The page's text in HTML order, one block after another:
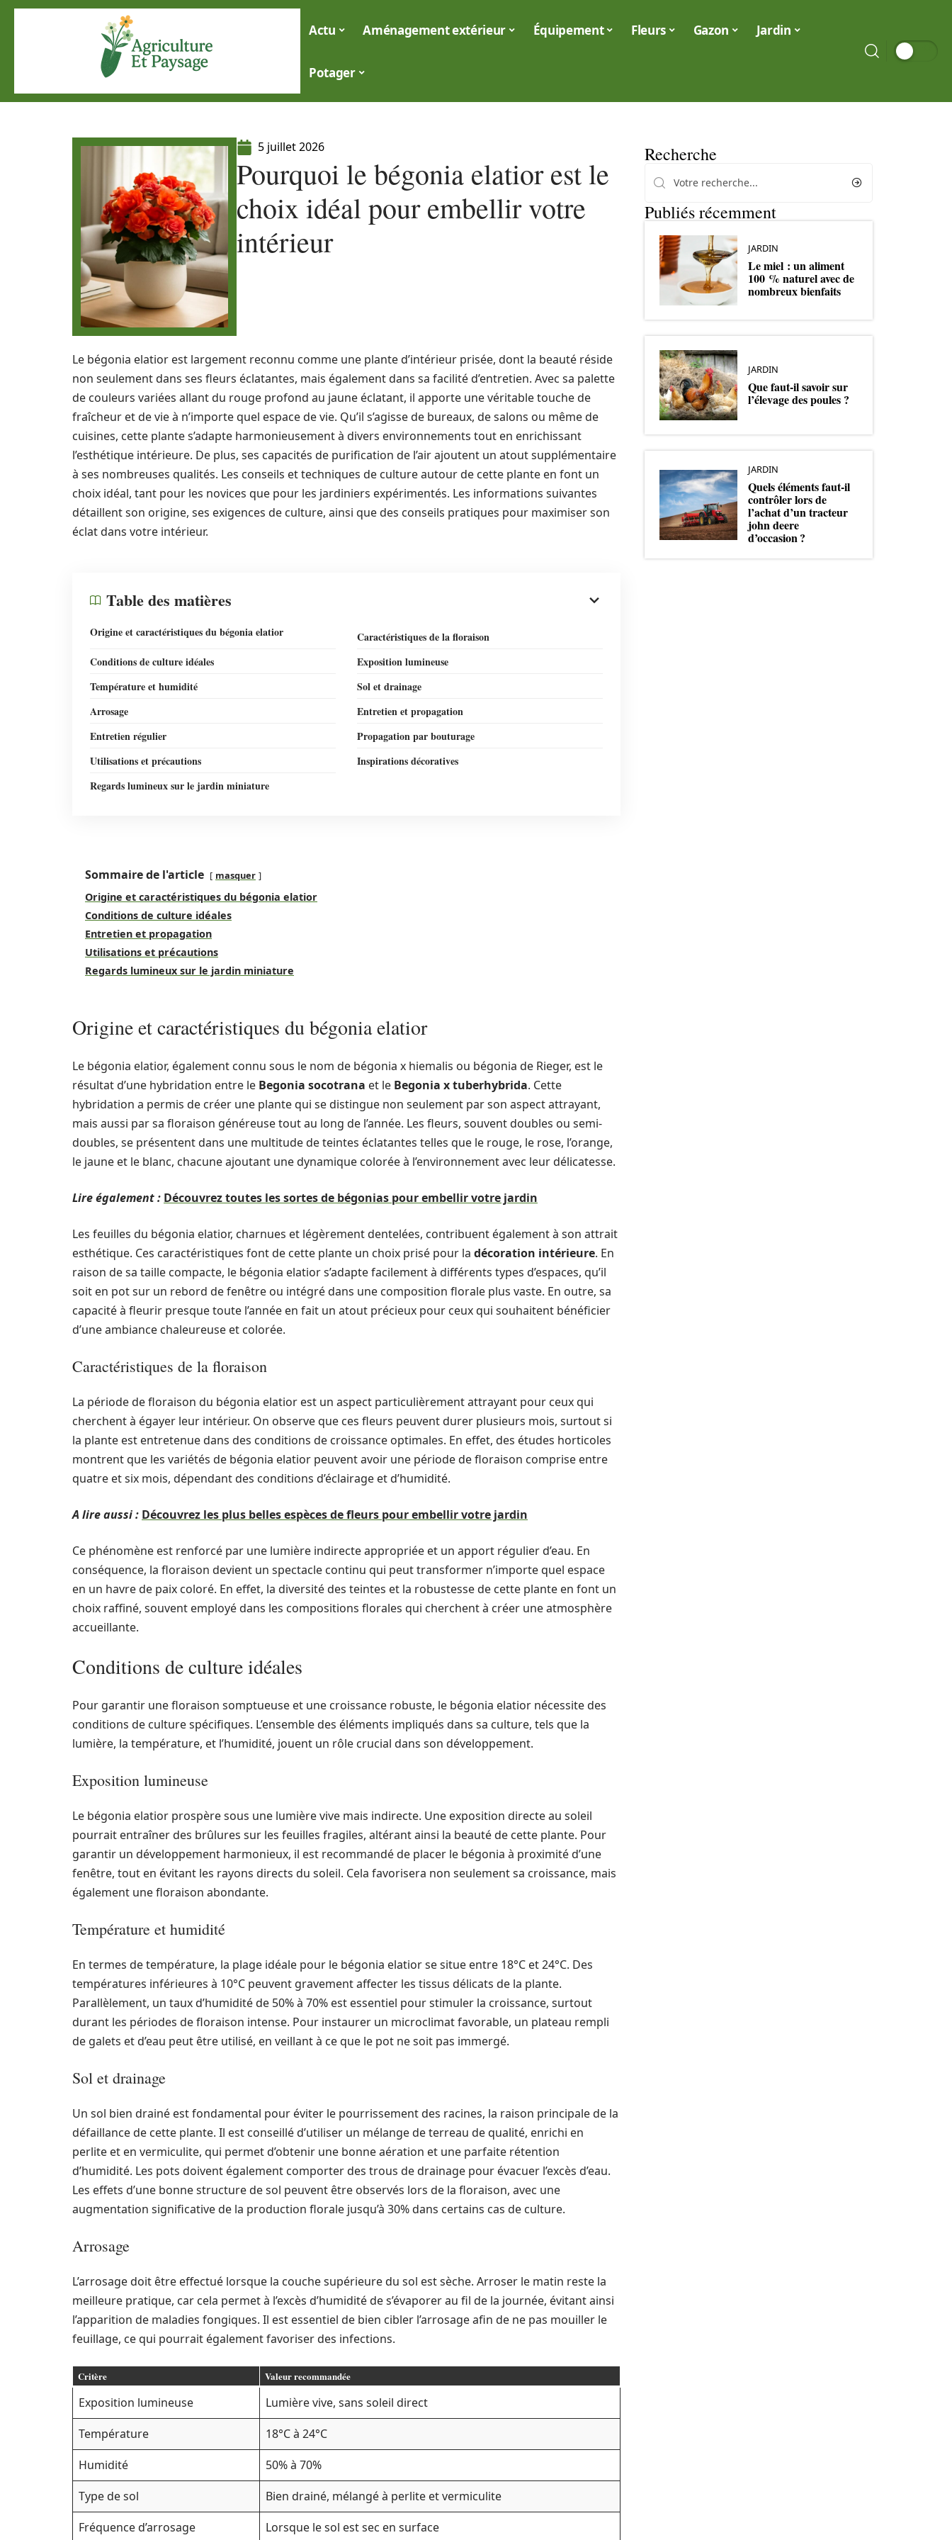
Actu Aménagement extérieur Équipement Fleurs Gazon Jardin
Potager
5 juillet 2026
Pourquoi le bégonia elatior est le
choix idéal pour embellir votre
intérieur
Le bégonia elatior est largement reconnu comme une plante d’intérieur prisée, dont la beauté réside
non seulement dans ses fleurs éclatantes, mais également dans sa facilité d’entretien. Avec sa palette
de couleurs variées allant du rouge profond au jaune éclatant, il apporte une véritable touche de
fraîcheur et de vie à n’importe quel espace de vie. Qu’il s’agisse de bureaux, de salons ou même de
cuisines, cette plante s’adapte harmonieusement à divers environnements tout en enrichissant
l’esthétique intérieure. De plus, ses capacités de purification de l’air ajoutent un atout supplémentaire
à ses nombreuses qualités. Les conseils et techniques de culture autour de cette plante en font un
choix idéal, tant pour les novices que pour les jardiniers expérimentés. Les informations suivantes
détaillent son origine, ses exigences de culture, ainsi que des conseils pratiques pour maximiser son
éclat dans votre intérieur.
Table des matières
Origine et caractéristiques du bégonia elatior
Caractéristiques de la floraison
Conditions de culture idéales
Exposition lumineuse
Température et humidité
Sol et drainage
Arrosage
Entretien et propagation
Entretien régulier
Propagation par bouturage
Utilisations et précautions
Inspirations décoratives
Regards lumineux sur le jardin miniature
Sommaire de l'article masquer
Origine et caractéristiques du bégonia elatior
Conditions de culture idéales
Entretien et propagation
Utilisations et précautions
Regards lumineux sur le jardin miniature
Origine et caractéristiques du bégonia elatior
Le bégonia elatior, également connu sous le nom de bégonia x hiemalis ou bégonia de Rieger, est le
résultat d’une hybridation entre le Begonia socotrana et le Begonia x tuberhybrida. Cette
hybridation a permis de créer une plante qui se distingue non seulement par son aspect attrayant,
mais aussi par sa floraison généreuse tout au long de l’année. Les fleurs, souvent doubles ou semi-
doubles, se présentent dans une multitude de teintes éclatantes telles que le rouge, le rose, l’orange,
le jaune et le blanc, chacune ajoutant une dynamique colorée à l’environnement avec leur délicatesse.
Lire également : Découvrez toutes les sortes de bégonias pour embellir votre jardin
Les feuilles du bégonia elatior, charnues et légèrement dentelées, contribuent également à son attrait
esthétique. Ces caractéristiques font de cette plante un choix prisé pour la décoration intérieure. En
raison de sa taille compacte, le bégonia elatior s’adapte facilement à différents types d’espaces, qu’il
soit en pot sur un rebord de fenêtre ou intégré dans une composition florale plus vaste. En outre, sa
capacité à fleurir presque toute l’année en fait un atout précieux pour ceux qui souhaitent bénéficier
d’une ambiance chaleureuse et colorée.
Caractéristiques de la floraison
La période de floraison du bégonia elatior est un aspect particulièrement attrayant pour ceux qui
cherchent à égayer leur intérieur. On observe que ces fleurs peuvent durer plusieurs mois, surtout si
la plante est entretenue dans des conditions de croissance optimales. En effet, des études horticoles
montrent que les variétés de bégonia elatior peuvent avoir une période de floraison comprise entre
quatre et six mois, dépendant des conditions d’éclairage et d’humidité.
A lire aussi : Découvrez les plus belles espèces de fleurs pour embellir votre jardin
Ce phénomène est renforcé par une lumière indirecte appropriée et un apport régulier d’eau. En
conséquence, la floraison devient un spectacle continu qui peut transformer n’importe quel espace
en un havre de paix coloré. En effet, la diversité des teintes et la robustesse de cette plante en font un
choix raffiné, souvent employé dans les compositions florales qui cherchent à créer une atmosphère
accueillante.
Conditions de culture idéales
Pour garantir une floraison somptueuse et une croissance robuste, le bégonia elatior nécessite des
conditions de culture spécifiques. L’ensemble des éléments impliqués dans sa culture, tels que la
lumière, la température, et l’humidité, jouent un rôle crucial dans son développement.
Exposition lumineuse
Le bégonia elatior prospère sous une lumière vive mais indirecte. Une exposition directe au soleil
pourrait entraîner des brûlures sur les feuilles fragiles, altérant ainsi la beauté de cette plante. Pour
garantir un développement harmonieux, il est recommandé de placer le bégonia à proximité d’une
fenêtre, tout en évitant les rayons directs du soleil. Cela favorisera non seulement sa croissance, mais
également une floraison abondante.
Température et humidité
En termes de température, la plage idéale pour le bégonia elatior se situe entre 18°C et 24°C. Des
températures inférieures à 10°C peuvent gravement affecter les tissus délicats de la plante.
Parallèlement, un taux d’humidité de 50% à 70% est essentiel pour stimuler la croissance, surtout
durant les périodes de floraison intense. Pour instaurer un microclimat favorable, un plateau rempli
de galets et d’eau peut être utilisé, en veillant à ce que le pot ne soit pas immergé.
Sol et drainage
Un sol bien drainé est fondamental pour éviter le pourrissement des racines, la raison principale de la
défaillance de cette plante. Il est conseillé d’utiliser un mélange de terreau de qualité, enrichi en
perlite et en vermiculite, qui permet d’obtenir une bonne aération et une parfaite rétention
d’humidité. Les pots doivent également comporter des trous de drainage pour évacuer l’excès d’eau.
Les effets d’une bonne structure de sol peuvent être observés lors de la floraison, avec une
augmentation significative de la production florale jusqu’à 30% dans certains cas de culture.
Arrosage
L’arrosage doit être effectué lorsque la couche supérieure du sol est sèche. Arroser le matin reste la
meilleure pratique, car cela permet à l’excès d’humidité de s’évaporer au fil de la journée, évitant ainsi
l’apparition de maladies fongiques. Il est essentiel de bien cibler l’arrosage afin de ne pas mouiller le
feuillage, ce qui pourrait également favoriser des infections.
Critère Valeur recommandée
Exposition lumineuse
Lumière vive, sans soleil direct
Température
18°C à 24°C
Humidité
50% à 70%
Type de sol
Bien drainé, mélangé à perlite et vermiculite
Fréquence d’arrosage
Lorsque le sol est sec en surface
Recherche
Publiés récemment
JARDIN
Le miel : un aliment
100 % naturel avec de
nombreux bienfaits
JARDIN
Que faut-il savoir sur
l’élevage des poules ?
JARDIN
Quels éléments faut-il
contrôler lors de
l’achat d’un tracteur
john deere
d’occasion ?